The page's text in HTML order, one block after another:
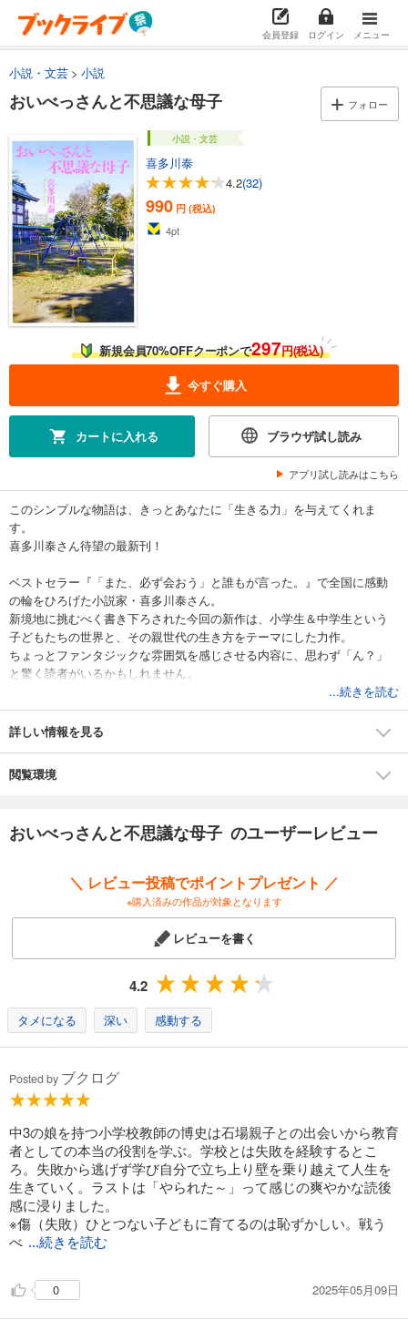
会員登録 ログイン メニュー
小説・文芸 小説
おいべっさんと不思議な母子 フォロー
小説・文芸
喜多川泰
4.2(32)
990 円 (税込)
4pt
新規会員70%OFFクーポンで297円(税込)
今すぐ購入
カートに入れる ブラウザ試し読み
アプリ試し読みはこちら
このシンプルな物語は、きっとあなたに「生きる力」を与えてくれま
す。
喜多川泰さん待望の最新刊！
ベストセラー『「また、必ず会おう」と誰もが言った。』で全国に感動
の輪をひろげた小説家・喜多川泰さん。
新境地に挑むべく書き下ろされた今回の新作は、小学生＆中学生という
子どもたちの世界と、その親世代の生き方をテーマにした力作。
ちょっとファンタジックな雰囲気を感じさせる内容に、思わず「ん？」
と驚く読者がいるかもしれません。
不思議な母子はどこからやってきたのか？
驚きのエンディング！
「おいべっさんに幽霊が出たみたいだぞ」。
小学生たちの間でそんな噂話が広がっていた新学期の初日、６年３組を
長い髪を後ろに束ねた出で立ちと独特の話し方は、クラス中の視線を集
いっぽう、反抗期をむかえた博史の娘、中学校３年生の七海は、友だち
と一緒に起こした交通事故から仲間はずれにされてしまった。
そのあと七海がとった行動は？
寅之助はどうやってクラスに馴染んでいくのか？
クラスのいじめっ子黒岩史郎の母親・恵子が流した涙の理由は？
さまざまな人間模様が交差しながら展開していく。
そして雷が鳴る夜、おいべっさんで起こったこととは！
【著者からのメッセージ】
“僕の作品が、すべての人にとって「生きる力」になることは期待してい
いう人もきっといると思う。その人が、この『おいべっさんと不思議な
母子』という作品に出会ってくれることを、心から切に願っている。
「そんな人の手元に届け！」という思いを込めて僕はいつも作品を書い
ている。”（著者あとがきより）
...続きを読む
詳しい情報を見る
閲覧環境
おいべっさんと不思議な母子 のユーザーレビュー
＼ レビュー投稿でポイントプレゼント ／
※購入済みの作品が対象となります
レビューを書く
4.2
タメになる 深い 感動する
Posted by ブクログ
中3の娘を持つ小学校教師の博史は石場親子との出会いから教育
者としての本当の役割を学ぶ。学校とは失敗を経験するとこ
ろ。失敗から逃げず学び自分で立ち上り壁を乗り越えて人生を
生きていく。ラストは「やられた～」って感じの爽やかな読後
感に浸りました。
※傷（失敗）ひとつない子どもに育てるのは恥ずかしい。戦う
べ ...続きを読む
0 2025年05月09日